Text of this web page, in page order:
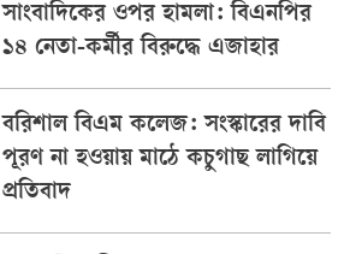
সাংবাদিকের ওপর হামলা: বিএনপির
১৪ নেতা-কর্মীর বিরুদ্ধে এজাহার
বরিশাল বিএম কলেজ: সংস্কারের দাবি
পূরণ না হওয়ায় মাঠে কচুগাছ লাগিয়ে
প্রতিবাদ